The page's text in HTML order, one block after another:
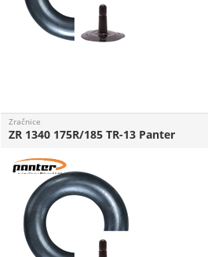
Zračnice
ZR 1340 175R/185 TR-13 Panter